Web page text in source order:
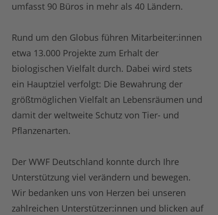
umfasst 90 Büros in mehr als 40 Ländern.
Rund um den Globus führen Mitarbeiter:innen
etwa 13.000 Projekte zum Erhalt der
biologischen Vielfalt durch. Dabei wird stets
ein Hauptziel verfolgt: Die Bewahrung der
größtmöglichen Vielfalt an Lebensräumen und
damit der weltweite Schutz von Tier- und
Pflanzenarten.
Der WWF Deutschland konnte durch Ihre
Unterstützung viel verändern und bewegen.
Wir bedanken uns von Herzen bei unseren
zahlreichen Unterstützer:innen und blicken auf